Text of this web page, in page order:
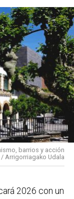
modernas,
el desarrollo
reforzar el
barrios y acción
Arrigorriagako Udala
2026 con un